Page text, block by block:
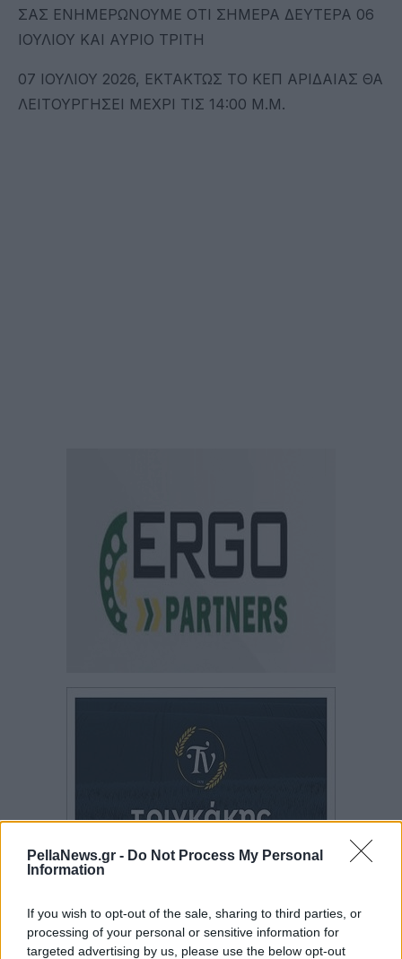
PellaNews.gr - Do Not Process My Personal
Information
If you wish to opt-out of the sale, sharing to third parties, or
processing of your personal or sensitive information for
targeted advertising by us, please use the below opt-out
ΣΑΣ ΕΝΗΜΕΡΩΝΟΥΜΕ ΟΤΙ ΣΗΜΕΡΑ ΔΕΥΤΕΡΑ 06
ΙΟΥΛΙΟΥ ΚΑΙ ΑΥΡΙΟ ΤΡΙΤΗ
07 ΙΟΥΛΙΟΥ 2026, ΕΚΤΑΚΤΩΣ ΤΟ ΚΕΠ ΑΡΙΔΑΙΑΣ ΘΑ
ΛΕΙΤΟΥΡΓΗΣΕΙ ΜΕΧΡΙ ΤΙΣ 14:00 Μ.Μ.